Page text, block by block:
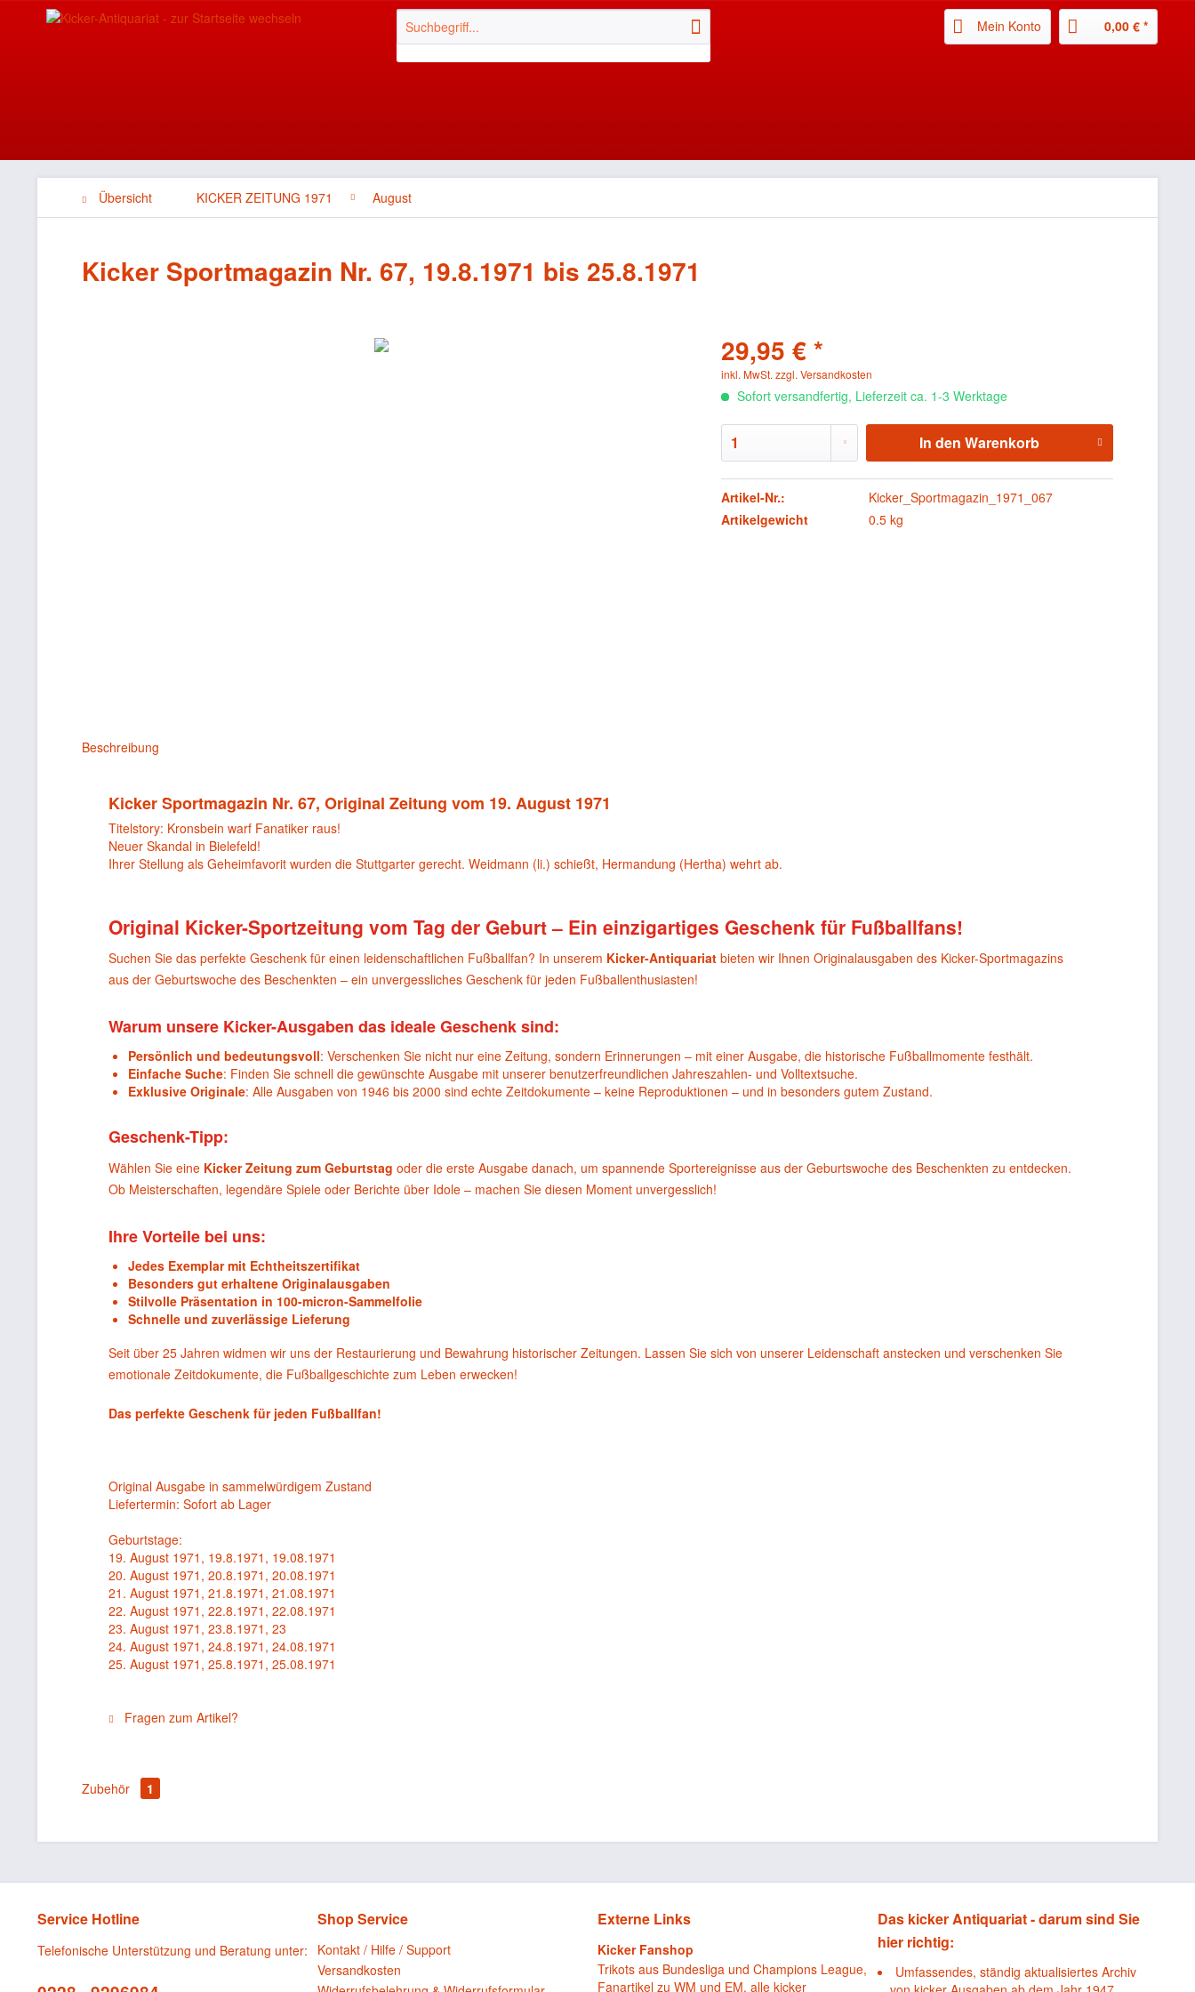
Mein Konto 0,00 € *
Übersicht KICKER ZEITUNG 1971 August
Kicker Sportmagazin Nr. 67, 19.8.1971 bis 25.8.1971
29,95 € *
inkl. MwSt.zzgl. Versandkosten
Sofort versandfertig, Lieferzeit ca. 1-3 Werktage
In den Warenkorb
Artikel-Nr.:
Kicker_Sportmagazin_1971_067
Artikelgewicht
0.5 kg
Beschreibung
Kicker Sportmagazin Nr. 67, Original Zeitung vom 19. August 1971
Titelstory: Kronsbein warf Fanatiker raus!
Neuer Skandal in Bielefeld!
Ihrer Stellung als Geheimfavorit wurden die Stuttgarter gerecht. Weidmann (li.) schießt, Hermandung (Hertha) wehrt ab.
Original Kicker-Sportzeitung vom Tag der Geburt – Ein einzigartiges Geschenk für Fußballfans!
Suchen Sie das perfekte Geschenk für einen leidenschaftlichen Fußballfan? In unserem Kicker-Antiquariat bieten wir Ihnen Originalausgaben des Kicker-Sportmagazins
aus der Geburtswoche des Beschenkten – ein unvergessliches Geschenk für jeden Fußballenthusiasten!
Warum unsere Kicker-Ausgaben das ideale Geschenk sind:
Persönlich und bedeutungsvoll: Verschenken Sie nicht nur eine Zeitung, sondern Erinnerungen – mit einer Ausgabe, die historische Fußballmomente festhält.
Einfache Suche: Finden Sie schnell die gewünschte Ausgabe mit unserer benutzerfreundlichen Jahreszahlen- und Volltextsuche.
Exklusive Originale: Alle Ausgaben von 1946 bis 2000 sind echte Zeitdokumente – keine Reproduktionen – und in besonders gutem Zustand.
Geschenk-Tipp:
Wählen Sie eine Kicker Zeitung zum Geburtstag oder die erste Ausgabe danach, um spannende Sportereignisse aus der Geburtswoche des Beschenkten zu entdecken.
Ob Meisterschaften, legendäre Spiele oder Berichte über Idole – machen Sie diesen Moment unvergesslich!
Ihre Vorteile bei uns:
Jedes Exemplar mit Echtheitszertifikat
Besonders gut erhaltene Originalausgaben
Stilvolle Präsentation in 100-micron-Sammelfolie
Schnelle und zuverlässige Lieferung
Seit über 25 Jahren widmen wir uns der Restaurierung und Bewahrung historischer Zeitungen. Lassen Sie sich von unserer Leidenschaft anstecken und verschenken Sie
emotionale Zeitdokumente, die Fußballgeschichte zum Leben erwecken!
Das perfekte Geschenk für jeden Fußballfan!
Original Ausgabe in sammelwürdigem Zustand
Liefertermin: Sofort ab Lager
Geburtstage:
19. August 1971, 19.8.1971, 19.08.1971
20. August 1971, 20.8.1971, 20.08.1971
21. August 1971, 21.8.1971, 21.08.1971
22. August 1971, 22.8.1971, 22.08.1971
23. August 1971, 23.8.1971, 23
24. August 1971, 24.8.1971, 24.08.1971
25. August 1971, 25.8.1971, 25.08.1971
Fragen zum Artikel?
Zubehör 1
Service Hotline
Telefonische Unterstützung und Beratung unter:
Shop Service
Kontakt / Hilfe / Support
Versandkosten
Externe Links
Kicker Fanshop
Trikots aus Bundesliga und Champions League,
Fanartikel zu WM und EM, alle kicker
Das kicker Antiquariat - darum sind Sie
hier richtig:
Umfassendes, ständig aktualisiertes Archiv